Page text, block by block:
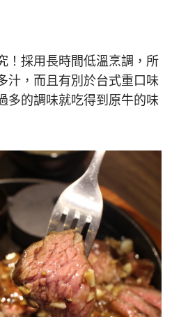
！採用長時間低溫烹調，所
汁，而且有別於台式重口味
多的調味就吃得到原牛的味